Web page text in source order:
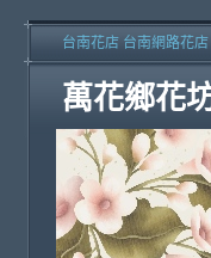
萬花鄉花
台南花店 台南網路花